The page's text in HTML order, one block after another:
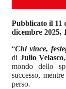
Pubblicato il 11
dicembre 2025,
“Chi vince,
di Julio Velasco
mondo dello
successo,
perso.